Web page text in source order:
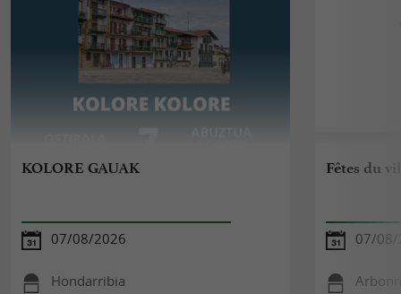
KOLORE GAUAK
07/08/2026
Hondarribia
Fêtes du
07/08/